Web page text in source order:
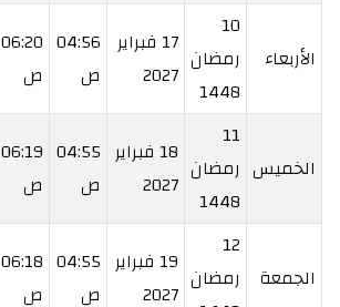
الأربعاء
10
رمضان
1448
17 فبراير
2027
04:56
ص
06:20
ص
الخميس
11
رمضان
1448
18 فبراير
2027
04:55
ص
06:19
ص
الجمعة
12
رمضان
19 فبراير
2027
04:55
ص
06:18
ص